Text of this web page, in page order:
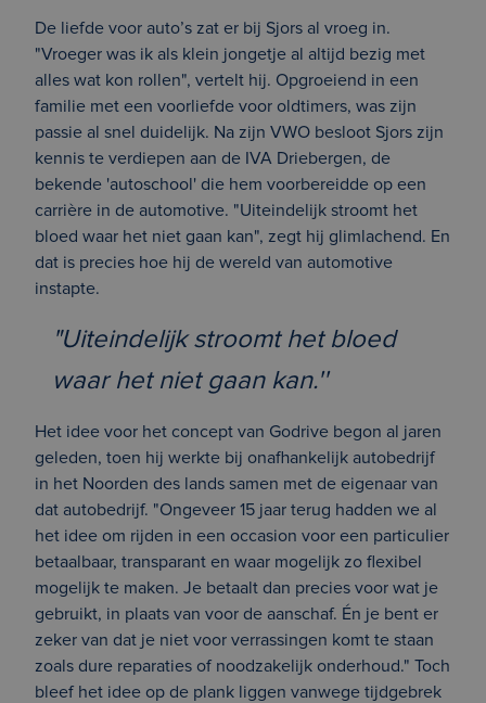
De liefde voor auto’s zat er bij Sjors al vroeg in.
"Vroeger was ik als klein jongetje al altijd bezig met
alles wat kon rollen", vertelt hij. Opgroeiend in een
familie met een voorliefde voor oldtimers, was zijn
passie al snel duidelijk. Na zijn VWO besloot Sjors zijn
kennis te verdiepen aan de IVA Driebergen, de
bekende 'autoschool' die hem voorbereidde op een
carrière in de automotive. "Uiteindelijk stroomt het
bloed waar het niet gaan kan", zegt hij glimlachend. En
dat is precies hoe hij de wereld van automotive
instapte.
"Uiteindelijk stroomt het bloed
waar het niet gaan kan.''
Het idee voor het concept van Godrive begon al jaren
geleden, toen hij werkte bij onafhankelijk autobedrijf
in het Noorden des lands samen met de eigenaar van
dat autobedrijf. "Ongeveer 15 jaar terug hadden we al
het idee om rijden in een occasion voor een particulier
betaalbaar, transparant en waar mogelijk zo flexibel
mogelijk te maken. Je betaalt dan precies voor wat je
gebruikt, in plaats van voor de aanschaf. Én je bent er
zeker van dat je niet voor verrassingen komt te staan
zoals dure reparaties of noodzakelijk onderhoud." Toch
bleef het idee op de plank liggen vanwege tijdgebrek